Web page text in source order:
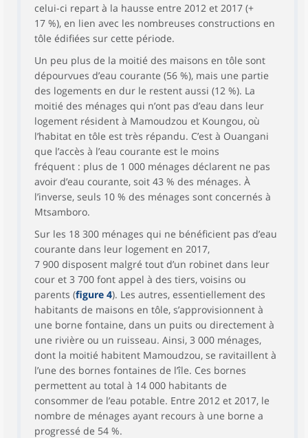
celui-ci repart à la hausse entre 2012 et 2017 (+
17 %), en lien avec les nombreuses constructions en
tôle édifiées sur cette période.
Un peu plus de la moitié des maisons en tôle sont
dépourvues d’eau courante (56 %), mais une partie
des logements en dur le restent aussi (12 %). La
moitié des ménages qui n’ont pas d’eau dans leur
logement résident à Mamoudzou et Koungou, où
l’habitat en tôle est très répandu. C’est à Ouangani
que l’accès à l’eau courante est le moins
fréquent : plus de 1 000 ménages déclarent ne pas
avoir d’eau courante, soit 43 % des ménages. À
l’inverse, seuls 10 % des ménages sont concernés à
Mtsamboro.
Sur les 18 300 ménages qui ne bénéficient pas d’eau
courante dans leur logement en 2017,
7 900 disposent malgré tout d’un robinet dans leur
cour et 3 700 font appel à des tiers, voisins ou
parents (figure 4). Les autres, essentiellement des
habitants de maisons en tôle, s’approvisionnent à
une borne fontaine, dans un puits ou directement à
une rivière ou un ruisseau. Ainsi, 3 000 ménages,
dont la moitié habitent Mamoudzou, se ravitaillent à
l’une des bornes fontaines de l’île. Ces bornes
permettent au total à 14 000 habitants de
consommer de l’eau potable. Entre 2012 et 2017, le
nombre de ménages ayant recours à une borne a
progressé de 54 %.